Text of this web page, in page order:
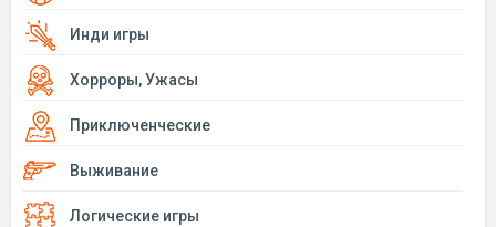
Инди игры
Хорроры, Ужасы
Приключенческие
Выживание
Логические игры